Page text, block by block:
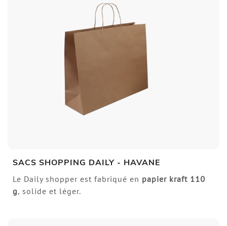
SACS SHOPPING DAILY - HAVANE
Le Daily shopper est fabriqué en papier kraft 110
g , solide et léger.